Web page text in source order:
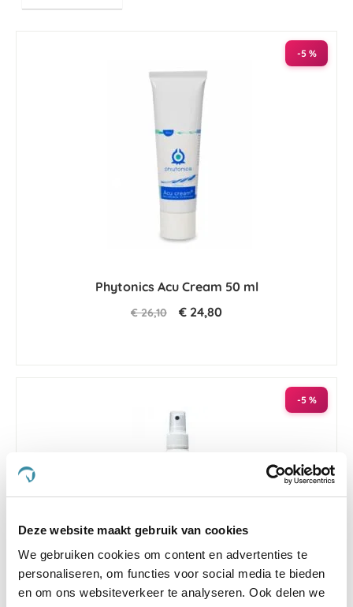
Deze website maakt gebruik van cookies
We gebruiken cookies om content en advertenties te
personaliseren, om functies voor social media te bieden
en om ons websiteverkeer te analyseren. Ook delen we
-5 %
Phytonics Acu Cream 50 ml
€ 26,10 € 24,80
-5 %